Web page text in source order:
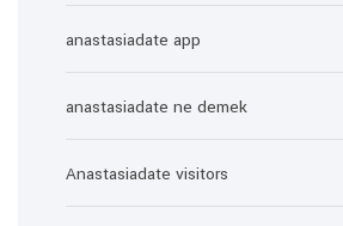
anastasiadate app
anastasiadate ne demek
Anastasiadate visitors